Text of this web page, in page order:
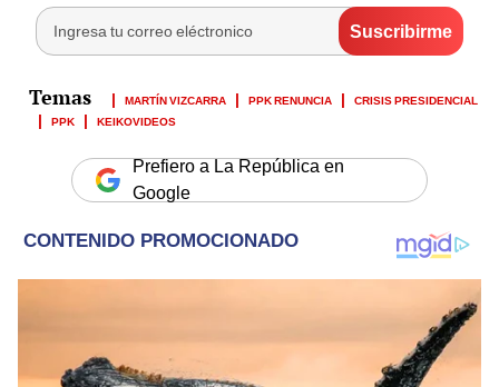
MARTÍN VIZCARRA PPK RENUNCIA
CRISIS PRESIDENCIAL
PPK
KEIKOVIDEOS
Prefiero a La República en
Google